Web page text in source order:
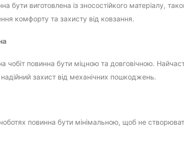
бути виготовлена із зносостійкого матеріалу,
комфорту та захисту від ковзання.
чобіт повинна бути міцною та довговічною.
захист від механічних пошкоджень.
повинна бути мінімальною, щоб не